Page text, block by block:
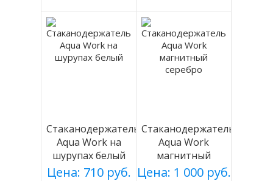
Стаканодержатель
Aqua Work на
шурупах белый
Цена: 710 руб.
Стаканодержатель
Aqua Work
магнитный
серебро
Цена: 1 000 руб.